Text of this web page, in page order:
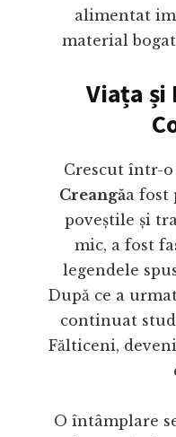
alimentat
material
Viața și
Crescut într-
Creangăa fost
poveștile și
mic, a fost
legendele
După ce a
continuat
Fălticeni,
O întâmplare